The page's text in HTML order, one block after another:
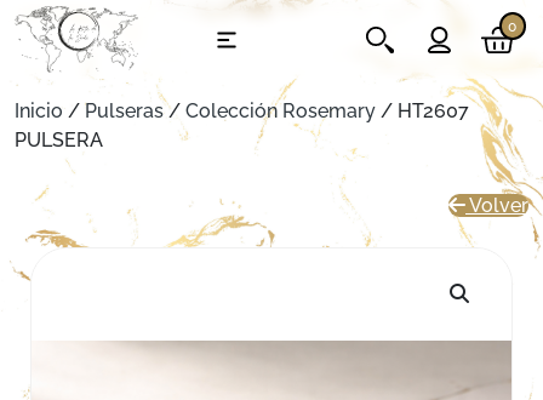
0
Inicio / Pulseras/ Colección Rosemary / HT2607
PULSERA
Volver